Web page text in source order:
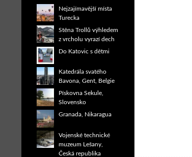
Nejzajímavější místa
Turecka
Stěna Trollů výhledem
z vrcholu vyrazí dech
Do Katovic s dětmi
Katedrála svatého
Bavona, Gent, Belgie
Pískovna Sekule,
Slovensko
Granada, Nikaragua
Vojenské technické
muzeum Lešany,
Česká republika